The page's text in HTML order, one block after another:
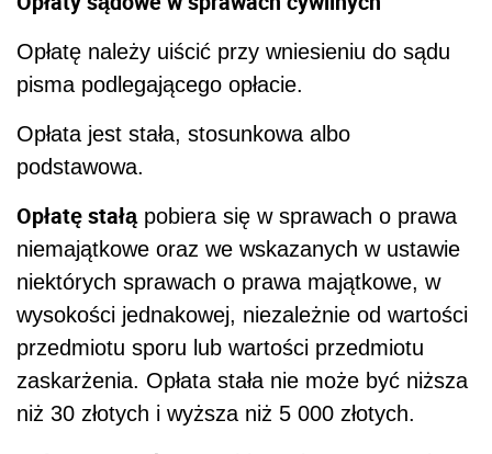
Opłatę należy uiścić przy wniesieniu do sądu
pisma podlegającego opłacie.
Opłata jest stała, stosunkowa albo
podstawowa.
Opłatę stałąpobiera się w sprawach o prawa
niemajątkowe oraz we wskazanych w ustawie
niektórych sprawach o prawa majątkowe, w
wysokości jednakowej, niezależnie od wartości
przedmiotu sporu lub wartości przedmiotu
zaskarżenia. Opłata stała nie może być niższa
niż 30 złotych i wyższa niż 5 000 złotych.